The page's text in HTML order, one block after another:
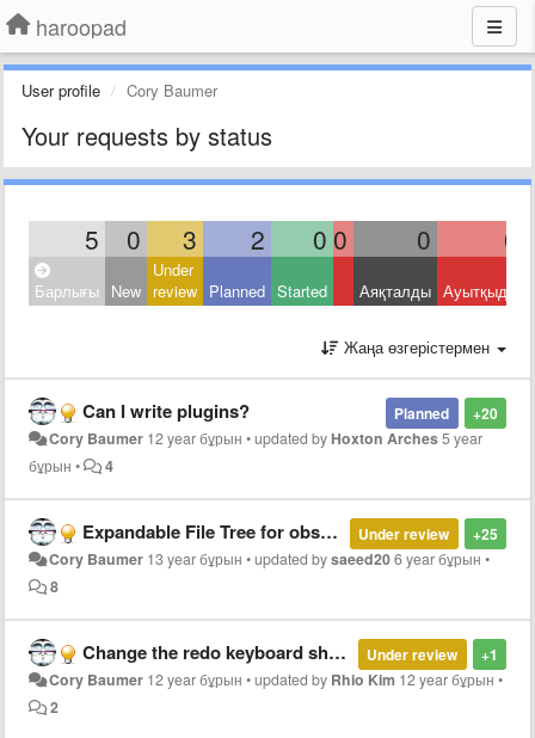
haroopad
User profile Cory Baumer
Your requests by status
5 0 3 2 0 0 0 0
Барлығы New
Under
review Planned Started Аяқталды Ауытқыды
Жаңа өзгерістермен
+20
Planned
Can I write plugins?
Cory Baumer 12 year бұрын •updated by Hoxton Arches5 year
бұрын • 4
+25
Under review
Expandable File Tree for obsessive note keepers
Cory Baumer 13 year бұрын •updated bysaeed206 year бұрын •
8
+1
Under review
Change the redo keyboard shortcut?
Cory Baumer 12 year бұрын •updated by Rhio Kim 12 year бұрын •
2